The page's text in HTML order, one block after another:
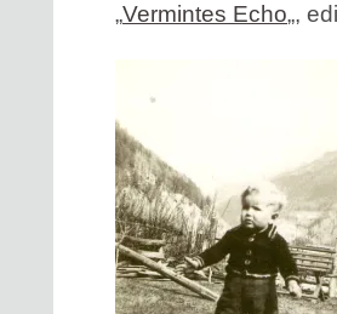
„Vermintes Echo„,